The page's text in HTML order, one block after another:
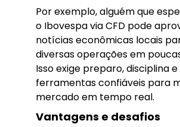
Por exemplo, alguém que
o Ibovespa via CFD pode
notícias econômicas locais
diversas operações em
Isso exige preparo, disciplina e
ferramentas confiáveis para
mercado em tempo real.
Vantagens e desafios